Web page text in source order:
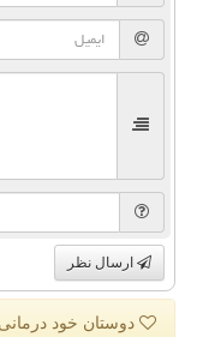
ارسال نظر
دوستان خود درمانی